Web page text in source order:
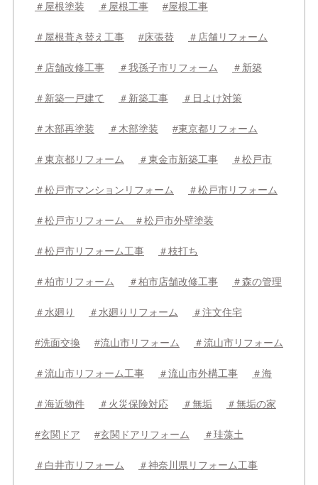
＃屋根塗装 ＃屋根工事 #屋根工事
＃屋根葺き替え工事 #床張替 ＃店舗リフォーム
＃店舗改修工事 ＃我孫子市リフォーム ＃新築
＃新築一戸建て ＃新築工事 ＃日よけ対策
＃木部再塗装 ＃木部塗装 #東京都リフォーム
＃東京都リフォーム ＃東金市新築工事 ＃松戸市
＃松戸市マンションリフォーム ＃松戸市リフォーム
＃松戸市リフォーム ＃松戸市外壁塗装
＃松戸市リフォーム工事 ＃枝打ち
＃柏市リフォーム ＃柏市店舗改修工事 ＃森の管理
＃水廻り ＃水廻りリフォーム ＃注文住宅
#洗面交換 #流山市リフォーム ＃流山市リフォーム
＃流山市リフォーム工事 ＃流山市外構工事 ＃海
＃海近物件 ＃火災保険対応 ＃無垢 ＃無垢の家
#玄関ドア #玄関ドアリフォーム ＃珪藻土
＃白井市リフォーム ＃神奈川県リフォーム工事